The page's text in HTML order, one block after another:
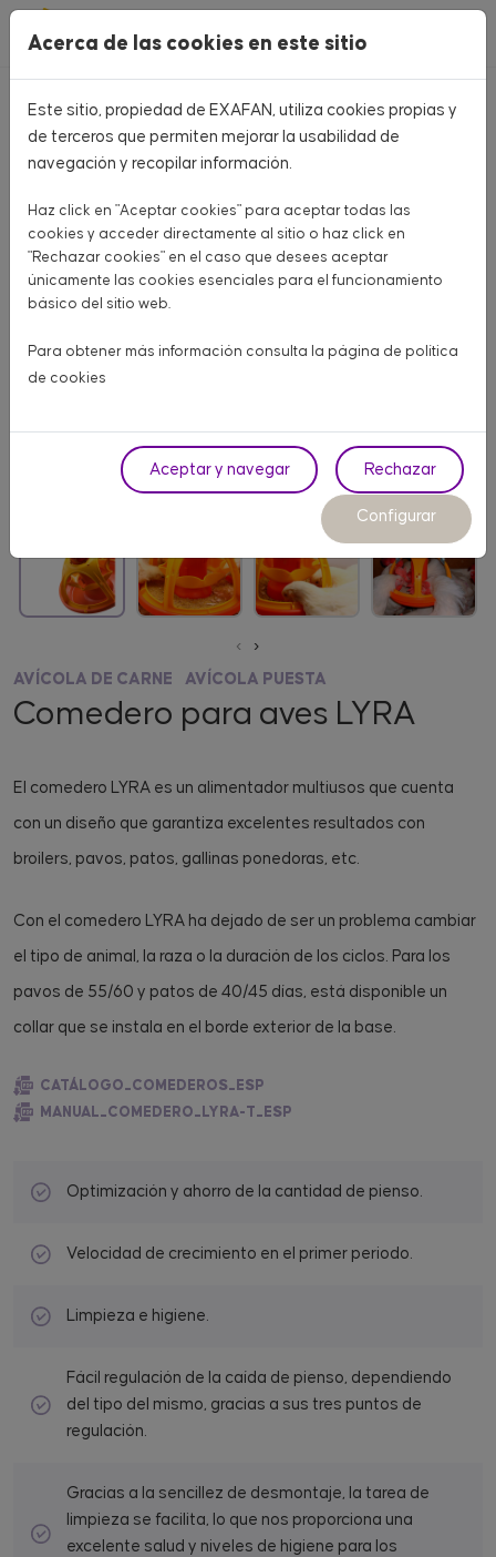
Pasar al contenido principal
‹
›
AVÍCOLA DE CARNE
AVÍCOLA PUESTA
Comedero para aves LYRA
El comedero LYRA es un alimentador multiusos que cuenta
con un diseño que garantiza excelentes resultados con
broilers, pavos, patos, gallinas ponedoras, etc.
Con el comedero LYRA ha dejado de ser un problema cambiar
el tipo de animal, la raza o la duración de los ciclos. Para los
pavos de 55/60 y patos de 40/45 días, está disponible un
collar que se instala en el borde exterior de la base.
CATÁLOGO_COMEDEROS_ESP
MANUAL_COMEDERO_LYRA-T_ESP
Optimización y ahorro de la cantidad de pienso.
Velocidad de crecimiento en el primer periodo.
Limpieza e higiene.
Fácil regulación de la caída de pienso, dependiendo
del tipo del mismo, gracias a sus tres puntos de
regulación.
Gracias a la sencillez de desmontaje, la tarea de
limpieza se facilita, lo que nos proporciona una
excelente salud y niveles de higiene para los
Acerca de las cookies en este sitio
Este sitio, propiedad de EXAFAN, utiliza cookies propias y
de terceros que permiten mejorar la usabilidad de
navegación y recopilar información.
Haz click en "Aceptar cookies" para aceptar todas las
cookies y acceder directamente al sitio o haz click en
"Rechazar cookies" en el caso que desees aceptar
únicamente las cookies esenciales para el funcionamiento
básico del sitio web.
Para obtener más información consulta la página de política
de cookies
Aceptar y navegar Rechazar
Configurar